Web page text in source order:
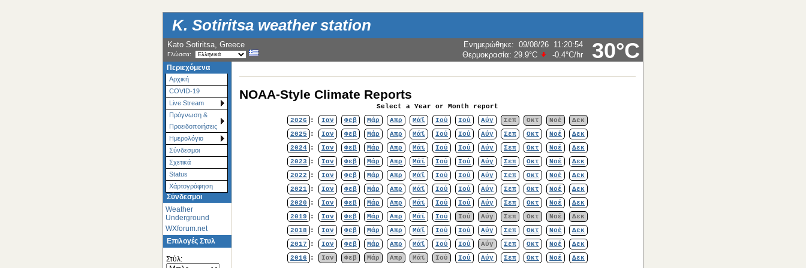
K. Sotiritsa weather station
30°C
Kato Sotiritsa, Greece
Γλώσσα:
Ενημερώθηκε: 09/08/26 11:20:54
Θερμοκρασία: 29.9°C -0.4°C/hr
Περιεχόμενα
Αρχική
COVID-19
Live Stream
Πρόγνωση &
Προειδοποιήσεις
Ημερολόγιο
Σύνδεσμοι
Σχετικά
Status
Χάρτoγράφηση
Σύνδεσμοι
Weather
Underground
WXforum.net
Επιλογές Στυλ
Στύλ:
NOAA-Style Climate Reports
Select a Year or Month report
2026
: Ιαν Φεβ Μάρ Απρ Μάϊ Ιού Ιού Αύγ Σεπ Οκτ Νοέ
Δεκ
2025
: Ιαν Φεβ Μάρ Απρ Μάϊ Ιού Ιού Αύγ Σεπ Οκτ Νοέ
Δεκ
2024 : Ιαν Φεβ Μάρ Απρ Μάϊ Ιού Ιού Αύγ Σεπ Οκτ Νοέ
Δεκ
2023
: Ιαν Φεβ Μάρ Απρ Μάϊ Ιού Ιού Αύγ Σεπ Οκτ Νοέ
Δεκ
2022
: Ιαν Φεβ Μάρ Απρ Μάϊ Ιού Ιού Αύγ Σεπ Οκτ Νοέ
Δεκ
2021 : Ιαν Φεβ Μάρ Απρ Μάϊ Ιού Ιού Αύγ Σεπ Οκτ Νοέ
Δεκ
2020
: Ιαν Φεβ Μάρ Απρ Μάϊ Ιού Ιού Αύγ Σεπ Οκτ Νοέ
Δεκ
2019
: Ιαν Φεβ Μάρ Απρ Μάϊ Ιού Ιού Αύγ Σεπ Οκτ Νοέ
Δεκ
2018
: Ιαν Φεβ Μάρ Απρ Μάϊ Ιού Ιού Αύγ Σεπ Οκτ Νοέ
Δεκ
2017
: Ιαν Φεβ Μάρ Απρ Μάϊ Ιού Ιού Αύγ Σεπ Οκτ Νοέ
Δεκ
2016
: Ιαν Φεβ Μάρ Απρ Μάϊ Ιού Ιού Αύγ Σεπ Οκτ Νοέ Δεκ